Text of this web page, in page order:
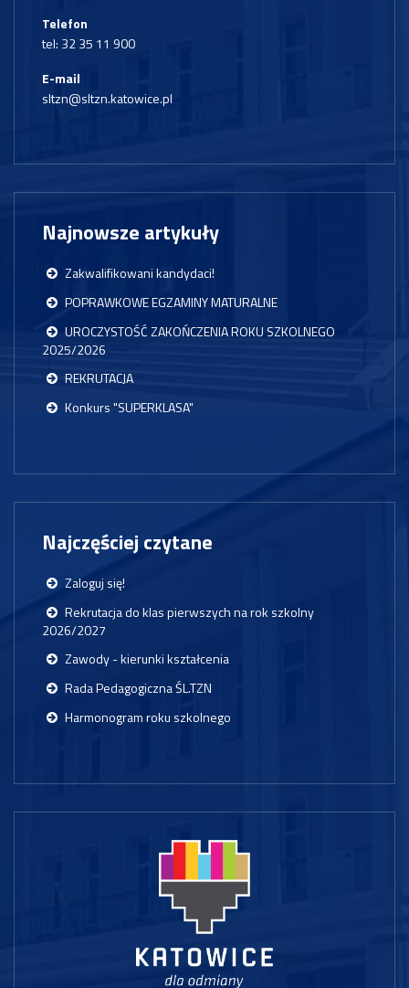
Telefon
tel: 32 35 11 900
E-mail
sltzn@sltzn.katowice.pl
Najnowsze artykuły
Zakwalifikowani kandydaci!
POPRAWKOWE EGZAMINY MATURALNE
UROCZYSTOŚĆ ZAKOŃCZENIA ROKU SZKOLNEGO
2025/2026
REKRUTACJA
Konkurs "SUPERKLASA"
Najczęściej czytane
Zaloguj się!
Rekrutacja do klas pierwszych na rok szkolny
2026/2027
Zawody - kierunki kształcenia
Rada Pedagogiczna ŚL.TZN
Harmonogram roku szkolnego